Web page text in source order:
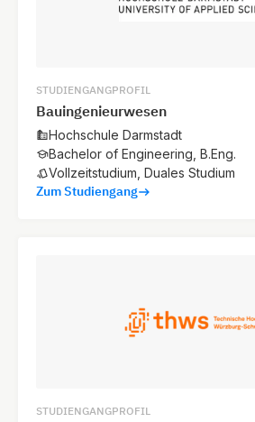
STUDIENGANGPROFIL
Bauingenieurwesen
Hochschule Darmstadt
Bachelor of Engineering, B.Eng.
Vollzeitstudium, Duales Studium
Zum Studiengang
STUDIENGANGPROFIL